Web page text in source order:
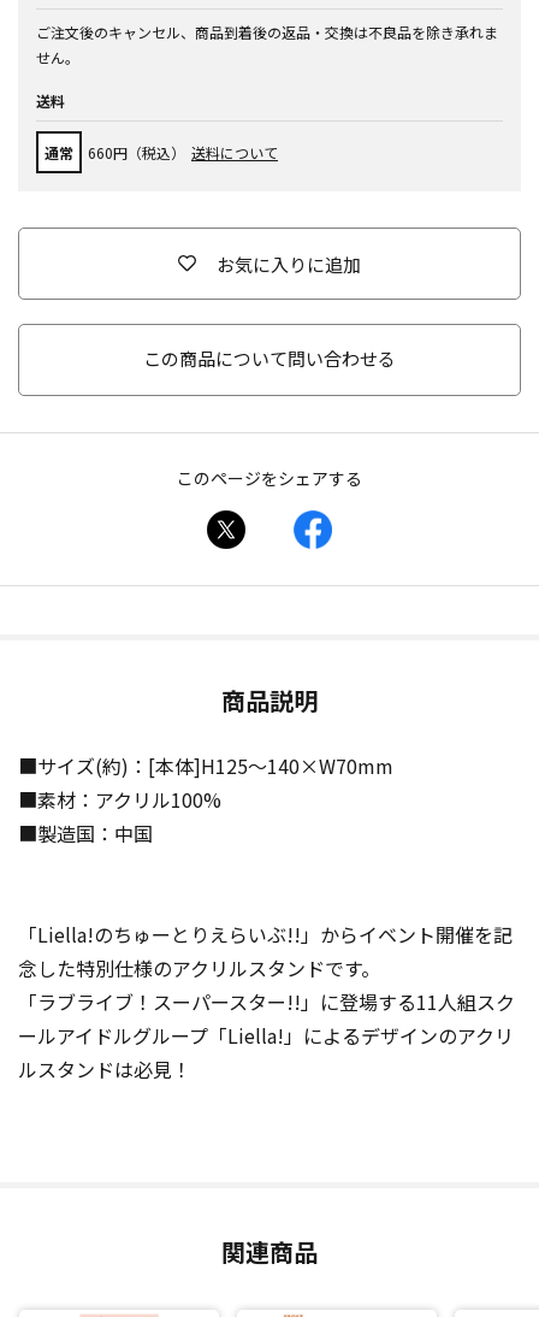
ご注文後のキャンセル、商品到着後の返品・交換は不良品を除き承れま
せん。
送料
通常 660円（税込） 送料について
お気に入りに追加
この商品について問い合わせる
このページをシェアする
商品説明
■サイズ(約)：[本体]H125〜140×W70mm
■素材：アクリル100%
■製造国：中国
「Liella!のちゅーとりえらいぶ!!」からイベント開催を記
念した特別仕様のアクリルスタンドです。
「ラブライブ！スーパースター!!」に登場する11人組スク
ールアイドルグループ「Liella!」によるデザインのアクリ
ルスタンドは必見！
関連商品